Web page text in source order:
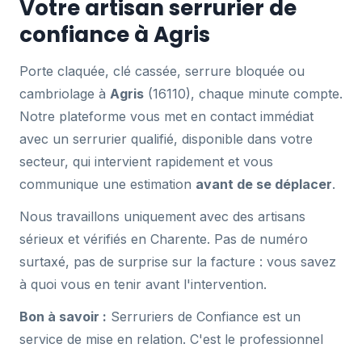
Votre artisan serrurier de
confiance à Agris
Porte claquée, clé cassée, serrure bloquée ou
cambriolage à Agris (16110), chaque minute compte.
Notre plateforme vous met en contact immédiat
avec un serrurier qualifié, disponible dans votre
secteur, qui intervient rapidement et vous
communique une estimation avant de se déplacer.
Nous travaillons uniquement avec des artisans
sérieux et vérifiés en Charente. Pas de numéro
surtaxé, pas de surprise sur la facture : vous savez
à quoi vous en tenir avant l'intervention.
Bon à savoir : Serruriers de Confiance est un
service de mise en relation. C'est le professionnel